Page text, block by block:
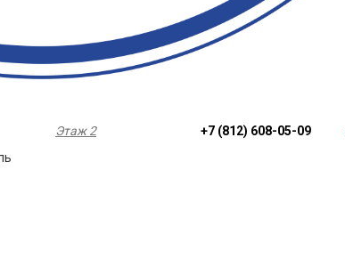
Этаж 2 +7 (812) 608-05-09